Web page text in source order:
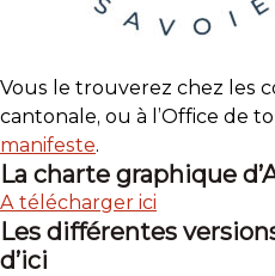
Vous le trouverez chez les
cantonale, ou à l’Office de
manifeste.
La charte graphique
A télécharger ici
Les différentes
d’ici